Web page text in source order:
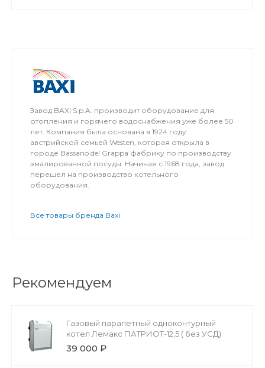
Завод BAXI S.p.A. производит оборудование для
отопления и горячего водоснабжения уже более 50
лет. Компания была основана в 1924 году
австрийской семьей Westen, которая открыла в
городе Bassano del Grappa фабрику по производству
эмалированной посуды. Начиная с 1968 года, завод
перешел на производство котельного
оборудования.
Все товары бренда Baxi
Рекомендуем
Газовый парапетный одноконтурный
котел Лемакс ПАТРИОТ-12,5 ( без УСД)
39 000 ₽